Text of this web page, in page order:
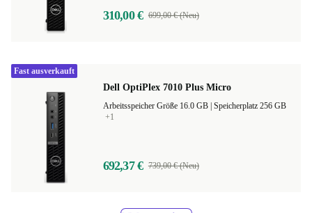
310,00 € 699,00 € (Neu)
Dell OptiPlex 7010 Plus Micro
Speicherplatz 256 GB
+1
692,37 € 739,00 € (Neu)
Fast ausverkauft